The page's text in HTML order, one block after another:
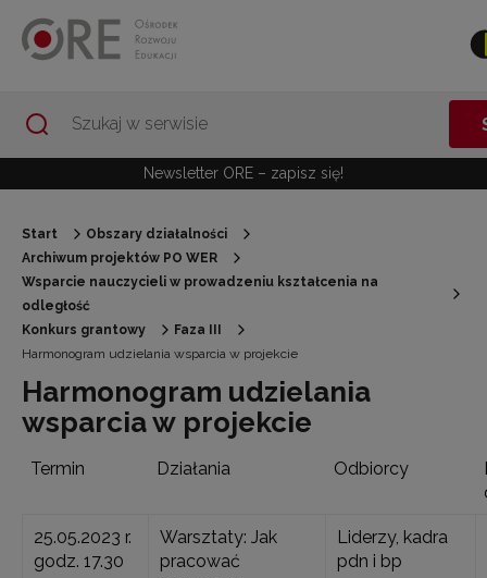
Newsletter ORE – zapisz się!
Start
Obszary działalności
Archiwum projektów PO WER
Wsparcie nauczycieli w prowadzeniu kształcenia na
odległość
Konkurs grantowy
Faza III
Harmonogram udzielania wsparcia w projekcie
Harmonogram udzielania
wsparcia w projekcie
Termin Działania Odbiorcy
25.05.2023 r.
godz. 17.30
Warsztaty: Jak
pracować
Liderzy, kadra
pdn i bp